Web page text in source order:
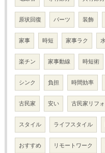
原状回復 パーツ 装飾
家事 時短 家事ラク
楽チン 家事動線 時短術
シンク 負担 時間効率
古民家 安い 古民家リフ
スタイル ライフスタイル
おすすめ リモートワーク